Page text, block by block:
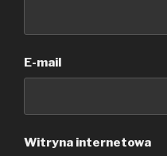
E-mail
Witryna internetowa